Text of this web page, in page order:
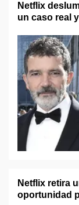
Netflix
un caso real
Netflix retira
oportunidad